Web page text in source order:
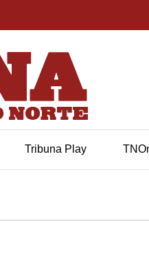
Tribuna Play